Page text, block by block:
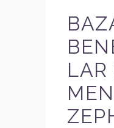
LAR